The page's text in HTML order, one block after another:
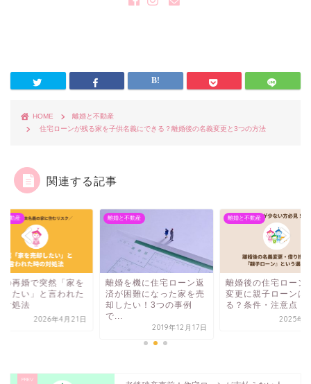
HOME
離婚と不動産
住宅ローンが残る家を子供名義にできる？離婚後の名義変更と3つの方法
関連する記事
不動産
の再婚で突然「家を
したい」と言われた
対処法
2026年4月21日
離婚と不動産
離婚を機に住宅ローン返
済が困難になった家を売
却したい！3つの事例
で...
2019年12月17日
離婚と不動産
離婚後の住宅ローン
変更に親子ローンは
る？条件・注意点・
2025年4